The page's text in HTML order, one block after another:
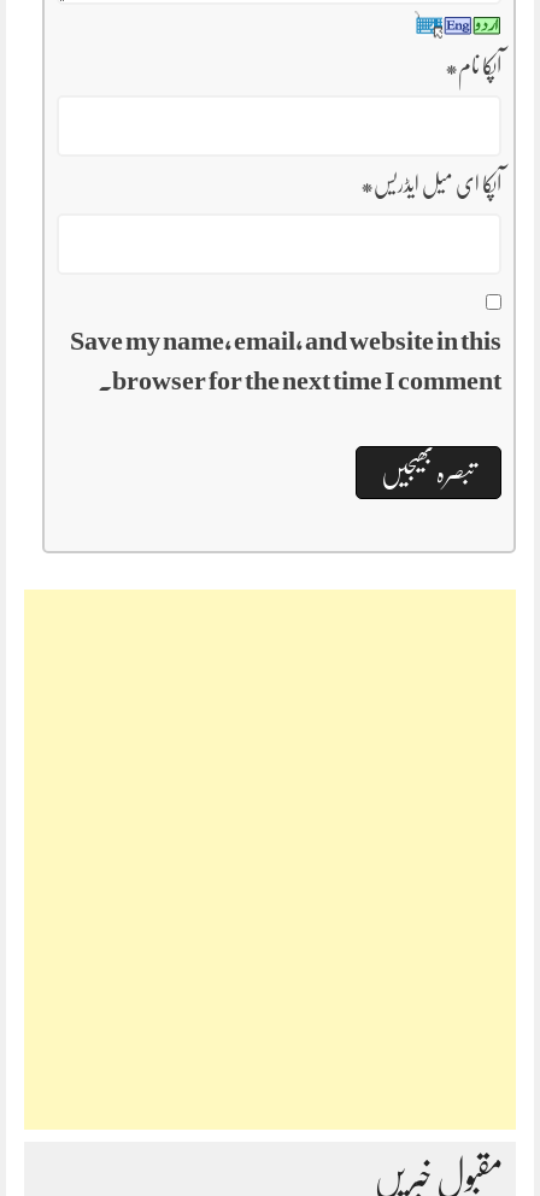
آپکا نام*
آپکا ای میل ایڈریس*
Save my name, email, and website in this
browser for the next time I comment.
مقبول خبریں